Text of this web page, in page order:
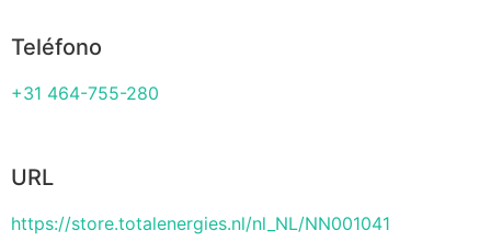
Teléfono
+31 464-755-280
URL
https://store.totalenergies.nl/nl_NL/NN001041